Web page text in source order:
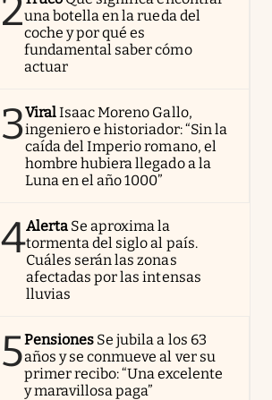
2una botella en la rueda del
coche y por qué es
fundamental saber cómo
actuar
3ViralIsaac Moreno Gallo,
ingeniero e historiador: “Sin la
caída del Imperio romano, el
hombre hubiera llegado a la
Luna en el año 1000”
4Alerta Se aproxima la
tormenta del siglo al país.
Cuáles serán las zonas
afectadas por las intensas
lluvias
5Pensiones Se jubila a los 63
años y se conmueve al ver su
primer recibo: “Una excelente
y maravillosa paga”